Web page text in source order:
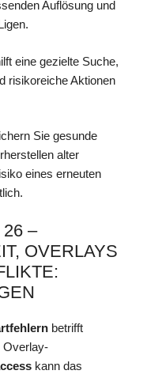
Auflösung und
eine gezielte Suche,
risikoreiche Aktionen
Sie gesunde
alter
eines erneuten
–
OVERLAYS
betrifft
Overlay-
kann das